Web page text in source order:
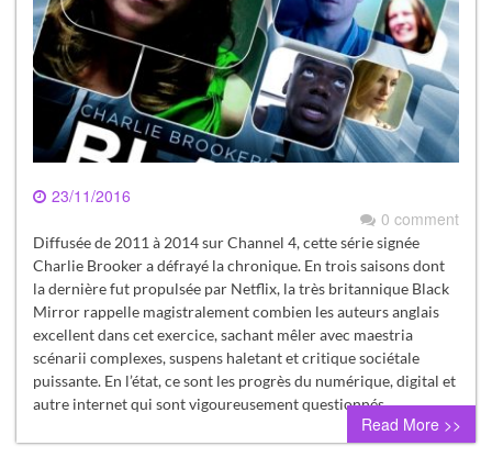
23/11/2016
0 comment
Diffusée de 2011 à 2014 sur Channel 4, cette série signée
Charlie Brooker a défrayé la chronique. En trois saisons dont
la dernière fut propulsée par Netflix, la très britannique Black
Mirror rappelle magistralement combien les auteurs anglais
excellent dans cet exercice, sachant mêler avec maestria
scénarii complexes, suspens haletant et critique sociétale
puissante. En l’état, ce sont les progrès du numérique, digital et
autre internet qui sont vigoureusement questionnés…
Read More >>